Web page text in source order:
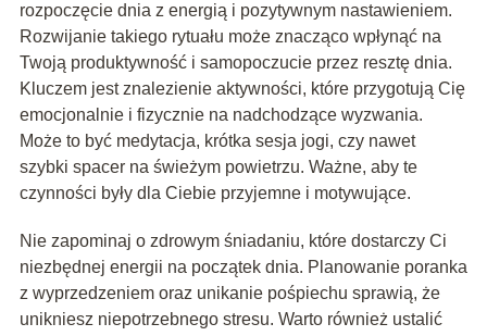
rozpoczęcie dnia z energią i pozytywnym nastawieniem.
Rozwijanie takiego rytuału może znacząco wpłynąć na
Twoją produktywność i samopoczucie przez resztę dnia.
Kluczem jest znalezienie aktywności, które przygotują Cię
emocjonalnie i fizycznie na nadchodzące wyzwania.
Może to być medytacja, krótka sesja jogi, czy nawet
szybki spacer na świeżym powietrzu. Ważne, aby te
czynności były dla Ciebie przyjemne i motywujące.
Nie zapominaj o zdrowym śniadaniu, które dostarczy Ci
niezbędnej energii na początek dnia. Planowanie poranka
z wyprzedzeniem oraz unikanie pośpiechu sprawią, że
unikniesz niepotrzebnego stresu. Warto również ustalić